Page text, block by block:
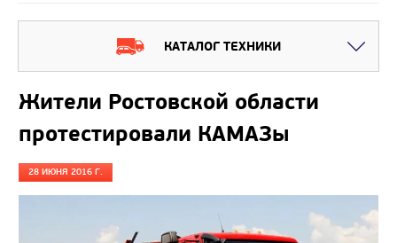
КАТАЛОГ ТЕХНИКИ
Жители Ростовской области
протестировали КАМАЗы
28 ИЮНЯ 2016 Г.